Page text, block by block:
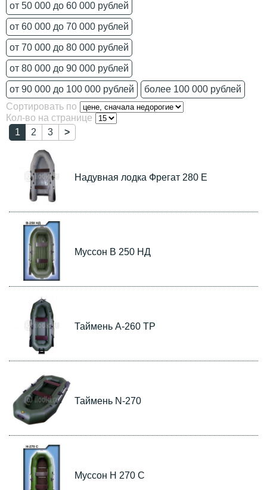
от 50 000 до 60 000 рублей
от 60 000 до 70 000 рублей
от 70 000 до 80 000 рублей
от 80 000 до 90 000 рублей
от 90 000 до 100 000 рублей
более 100 000 рублей
Сортировать по
Кол-во на странице
1
2 3 >
Надувная лодка Фрегат 280 Е
Муссон B 250 НД
Таймень А-260 ТР
Таймень N-270
Муссон Н 270 С